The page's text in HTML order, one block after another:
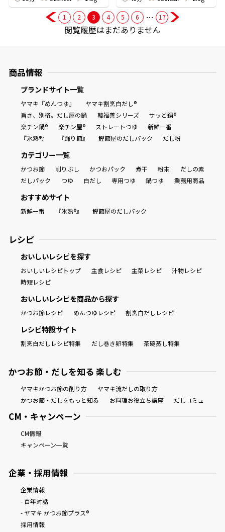
だしパック
1 2 3 4 5 6 … 17
閲覧履歴はまだありません
商品情報
ブランドサイト一覧
ヤマキ『めんつゆ』
ヤマキ割烹白だし®
旨さ、別格。だし屋の鍋
韓福善シリーズ
サッと鍋®
楽チン鍋®
楽チン屋® ストレートつゆ
新鮮一番
『氷熟®』
『踊り節』 鰹節屋のだしパック だし粉
カテゴリー一覧
かつお節 削りぶし かつおパック 煮干 粉末
だしの素
だしパック
つゆ 白だし 専用つゆ 鍋つゆ 業務用商品
おすすめサイト
新鮮一番 『氷熟®』 鰹節屋のだしパック
レシピ
おいしいレシピを探す
おいしいレシピトップ 主食レシピ 主菜レシピ
汁物レシピ
時短レシピ
おいしいレシピを商品から探す
かつお節レシピ めんつゆレシピ 割烹白だしレシピ
レシピ特設サイト
割烹白だしレシピ特集 だし巻き卵特集 茶碗蒸し特集
かつお節・だしを知る 楽しむ
ヤマキかつお節の削り方
ヤマキ流だしの取り方
かつお節・だしをもっと知る
お料理お役立ち講座 だしコミュ
CM・キャンペーン
CM情報
キャンペーン一覧
企業・採用情報
企業情報
- 百年対話
- ヤマキ かつお節プラス®
採用情報